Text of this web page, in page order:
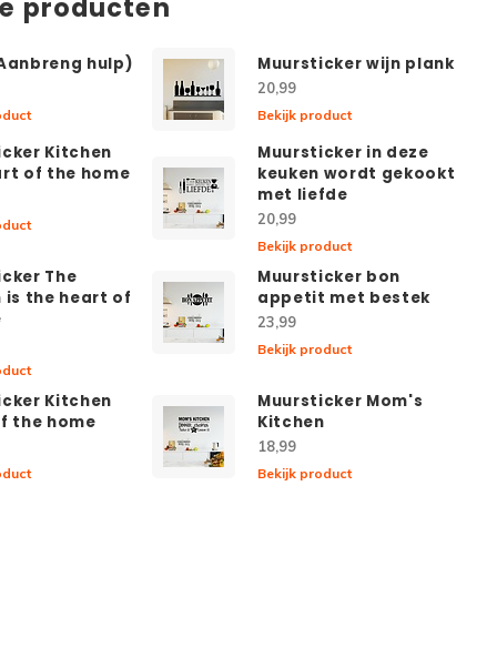
producten
hulp) Muursticker wijn plank
20,99
Bekijk product
Kitchen
of the home
Muursticker in deze
keuken wordt gekookt
met liefde
20,99
Bekijk product
The
is the heart of
Muursticker bon
appetit met bestek
23,99
Bekijk product
Kitchen
the home
Muursticker Mom's
Kitchen
18,99
Bekijk product